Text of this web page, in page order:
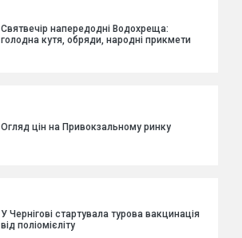
Святвечір напередодні Водохреща:
голодна кутя, обряди, народні прикмети
Огляд цін на Привокзальному ринку
У Чернігові стартувала турова вакцинація
від поліомієліту